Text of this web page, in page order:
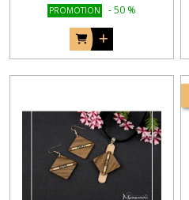
PROMOTION -50 %